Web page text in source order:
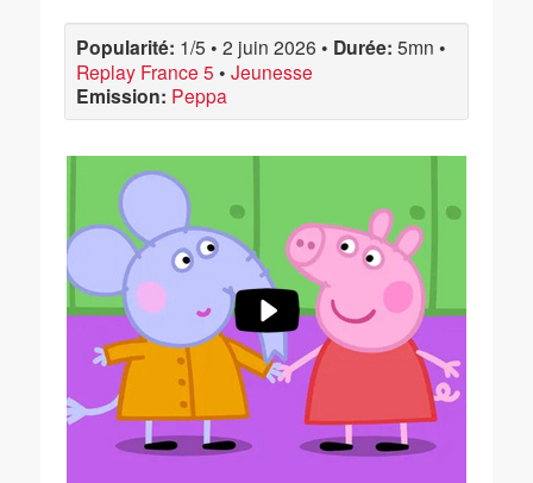
Popularité: 1/5 • 2 juin 2026 • Durée: 5mn •
Replay France 5 • Jeunesse
Emission: Peppa